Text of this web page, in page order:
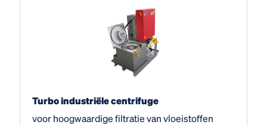
Turbo industriële centrifuge
voor hoogwaardige filtratie van vloeistoffen